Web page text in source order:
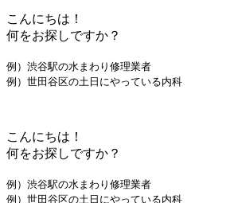
こんにちは！
何をお探しですか？
例）渋谷駅の水まわり修理業者
例）世田谷区の土日にやっている内科
こんにちは！
何をお探しですか？
例）渋谷駅の水まわり修理業者
例）世田谷区の土日にやっている内科